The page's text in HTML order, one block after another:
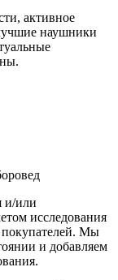
активное
наушники
и/или
исследования
покупателей. Мы
и добавляем